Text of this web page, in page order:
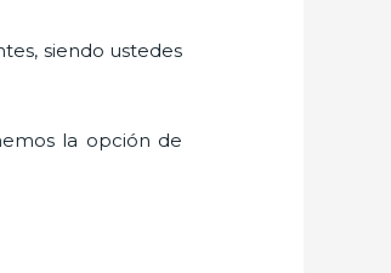
siendo ustedes
la opción de